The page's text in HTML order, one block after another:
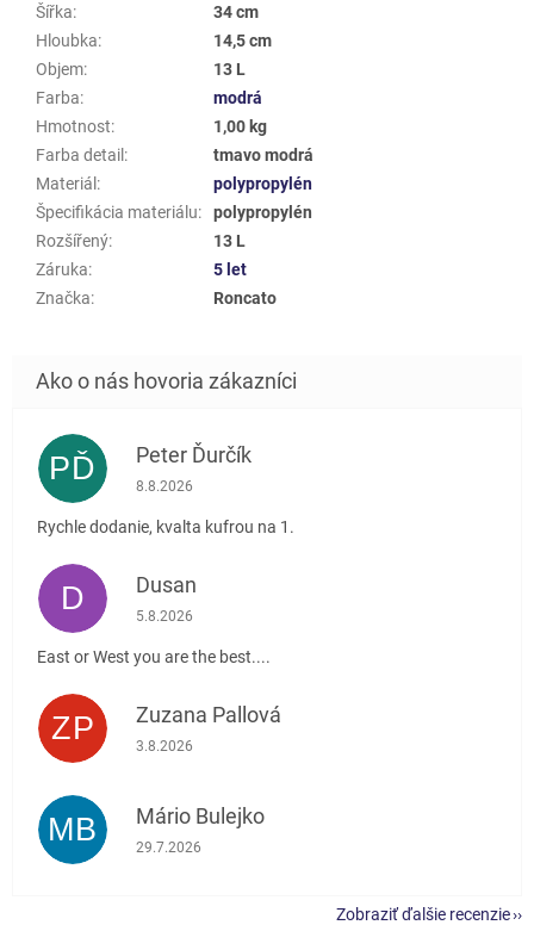
Šířka:
34 cm
Hloubka:
14,5 cm
Objem:
13 L
Farba:
modrá
Hmotnost:
1,00 kg
Farba detail :
tmavo modrá
Materiál :
polypropylén
Špecifikácia materiálu:
polypropylén
Rozšířený:
13 L
Záruka:
5 let
Značka: Roncato
PĎ Peter Ďurčík
Hodnotenie obchodu je 5 z 5 hviezdičiek.
8.8.2026
Rychle dodanie, kvalta kufrou na 1.
D Dusan
Hodnotenie obchodu je 5 z 5 hviezdičiek.
5.8.2026
East or West you are the best....
ZP Zuzana Pallová
Hodnotenie obchodu je 5 z 5 hviezdičiek.
3.8.2026
MB Mário Bulejko
Hodnotenie obchodu je 5 z 5 hviezdičiek.
29.7.2026
Zobraziť ďalšie recenzie